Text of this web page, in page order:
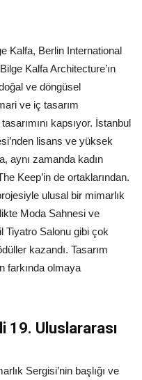
Kalfa, Berlin International
Kalfa Architecture’ın
ve döngüsel
ve iç tasarım
kapsıyor. İstanbul
lisans ve yüksek
aynı zamanda kadın
Keep’in de ortaklarından.
ulusal bir mimarlık
Moda Sahnesi ve
Tiyatro Salonu gibi çok
kazandı. Tasarım
farkında olmaya
19. Uluslararası
Sergisi’nin başlığı ve